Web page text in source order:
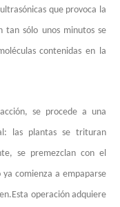
de antioxidantes y
que provoca la
tan sólo unos minutos se
contenidas en la
se procede a una
las plantas se trituran
se premezclan con el
comienza a empaparse
operación adquiere